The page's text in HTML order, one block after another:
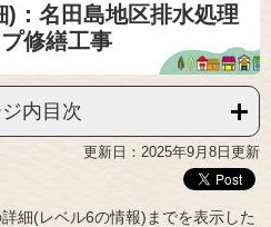
：名田島地区排水処理
修繕工事
内目次
更新日：2025年9月8日更新
細(レベル6の情報)までを表示した